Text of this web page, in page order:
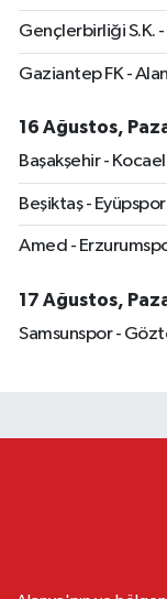
Gençlerbirliği S.K.
Gaziantep FK -
16 Ağustos,
Başakşehir -
Beşiktaş - Eyüpspor
Amed -
17 Ağustos,
Samsunspor -